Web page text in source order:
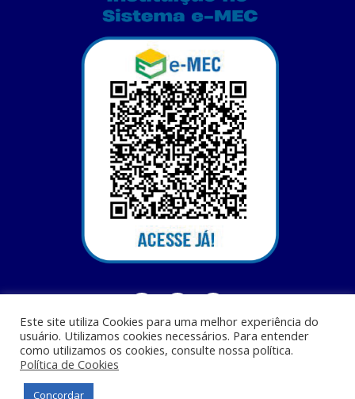
Centro Universitário Santa Terezinha - CEST - Av. Casemiro Junior, 12 - Anil,
Este site utiliza Cookies para uma melhor experiência do
usuário. Utilizamos cookies necessários. Para entender
como utilizamos os cookies, consulte nossa política.
Política de Cookies
Concordar